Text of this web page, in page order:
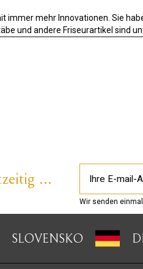
mehr Innovationen. Sie
und andere Friseurartikel sind
...
Wir senden
SLOVENSKO